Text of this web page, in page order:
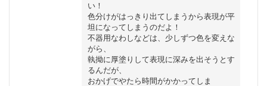
い！
色分けがはっきり出てしまうから表現が平
坦になってしまうのだよ！
不器用なわしなどは、少しずつ色を変えな
がら、
執拗に厚塗りして表現に深みを出そうとす
るんだが、
おかげでやたら時間がかかってしま